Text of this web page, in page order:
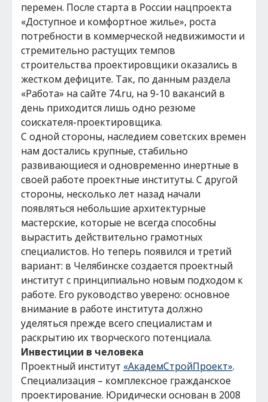
перемен. После старта в России нацпроекта
«Доступное и комфортное жилье», роста
потребности в коммерческой недвижимости и
стремительно растущих темпов
строительства проектировщики оказались в
жестком дефиците. Так, по данным раздела
«Работа» на сайте 74.ru, на 9-10 вакансий в
день приходится лишь одно резюме
соискателя-проектировщика.
С одной стороны, наследием советских времен
нам достались крупные, стабильно
развивающиеся и одновременно инертные в
своей работе проектные институты. С другой
стороны, несколько лет назад начали
появляться небольшие архитектурные
мастерские, которые не всегда способны
вырастить действительно грамотных
специалистов. Но теперь появился и третий
вариант: в Челябинске создается проектный
институт с принципиально новым подходом к
работе. Его руководство уверено: основное
внимание в работе института должно
уделяться прежде всего специалистам и
раскрытию их творческого потенциала.
Инвестиции в человека
Проектный институт «АкадемСтройПроект».
Специализация – комплексное гражданское
проектирование. Юридически основан в 2008